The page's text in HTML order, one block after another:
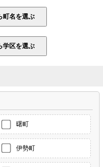
曙町
伊勢町